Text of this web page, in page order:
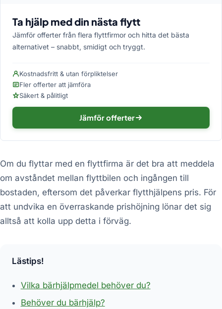
Ta hjälp med din nästa flytt
Jämför offerter från flera flyttfirmor och hitta det bästa
alternativet – snabbt, smidigt och tryggt.
Kostnadsfritt & utan förpliktelser
Fler offerter att jämföra
Säkert & pålitligt
Jämför offerter
Om du flyttar med en flyttfirma är det bra att meddela
om avståndet mellan flyttbilen och ingången till
bostaden, eftersom det påverkar flytthjälpens pris. För
att undvika en överraskande prishöjning lönar det sig
alltså att kolla upp detta i förväg.
Lästips!
Vilka bärhjälpmedel behöver du?
Behöver du bärhjälp?